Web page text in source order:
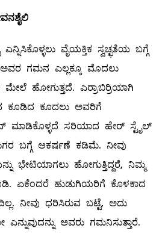
ವೈಯಕ್ತಿಕ ಸ್ವಚ್ಛತೆಯ ಬಗ್ಗೆ
ಗಮನ ಎಲ್ಲಕ್ಕೂ ಮೊದಲು
ಹೋಗುತ್ತದೆ. ಎರ್ರಾಬಿರ್ರಿಯಾಗಿ
ಕೂಡಿದ ಕೂದಲು ಅವರಿಗೆ
‌ಮಾಡಿಕೊಳ್ಳದೆ ಸರಿಯಾದ ಹೇರ್‌ ಸ್ಟೈಲ್
ಬಗ್ಗೆ ಆಕರ್ಷಣೆ ಕಡಿಮೆ. ನೀವು
ಭೇಟಿಯಾಗಲು ಹೋಗುತ್ತಿದ್ದರೆ, ನಿಮ್ಮ
ಏಕೆಂದರೆ ಹುಡುಗಿಯರಿಗೆ ಕೊಳಕಾದ
ನೀವು ಧರಿಸಿರುವ ಬಟ್ಟೆ, ಅದು
ಅವರು ಗಮನಿಸುತ್ತಾರೆ.